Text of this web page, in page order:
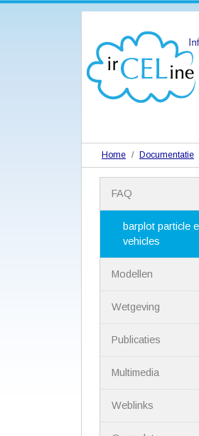
Home Documentatie
v
FAQ
barplot particle
vehicles
Modellen
Wetgeving
Publicaties
Multimedia
Weblinks